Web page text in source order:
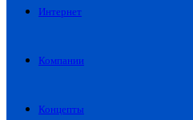
Интернет
Компании
Концепты